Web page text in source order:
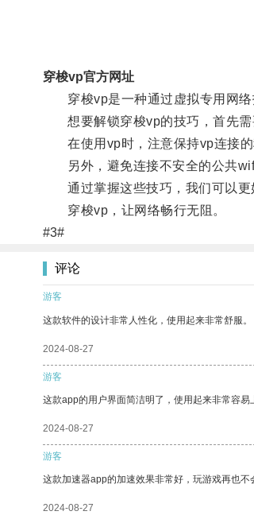
穿梭vp官方网址
穿梭vp是一种通过虚拟专用网络
想要解锁穿梭vp的技巧，首先需
在使用vp时，注意保持vp连接的
另外，避免连接不安全的公共wifi
通过掌握这些技巧，我们可以更
穿梭vp，让网络畅行无阻。
#3#
评论
游客
这款软件的设计非常人性化，使用起来非常舒服。
2024-08-27
游客
这款app的用户界面简洁明了，使用起来非常容
2024-08-27
游客
这款加速器app的加速效果非常好，玩游戏再也
2024-08-27